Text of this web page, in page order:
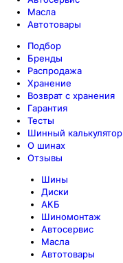
Масла
Автотовары
Подбор
Бренды
Распродажа
Хранение
Возврат с хранения
Гарантия
Тесты
Шинный калькулятор
О шинах
Отзывы
Шины
Диски
АКБ
Шиномонтаж
Автосервис
Масла
Автотовары